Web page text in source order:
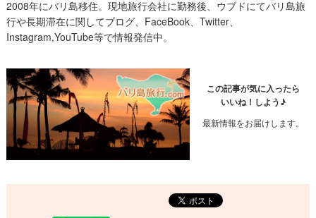
2008年にバリ島移住。現地旅行会社に勤務後、ウブドにてバリ島旅
行や長期滞在に関してブログ、FaceBook、Twitter、
Instagram,YouTube等で情報発信中。
この記事が気に入ったら
いいね！しよう♪
最新情報をお届けします。